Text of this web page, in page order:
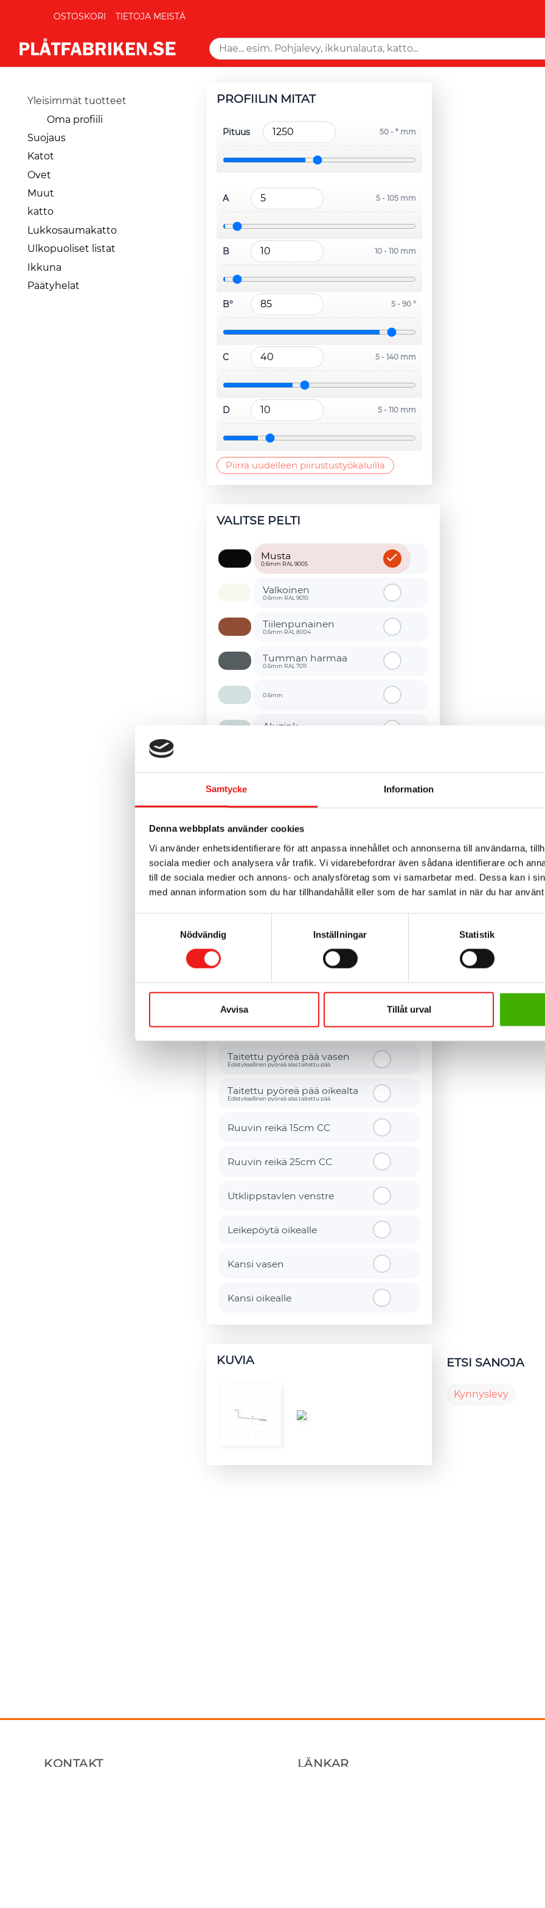
Samtycke Information
Denna webbplats använder cookies
Vi använder enhetsidentifierare för att anpassa innehållet och annonserna till användarna,
sociala medier och analysera vår trafik. Vi vidarebefordrar även sådana identifierare och
till de sociala medier och annons- och analysföretag som vi samarbetar med. Dessa kan i
med annan information som du har tillhandahållit eller som de har samlat in när du har
Nödvändig
Inställningar Statistik
Avvisa Tillåt urval
OSTOSKORI TIETOJA MEISTÄ
Yleisimmät tuotteet
Oma profiili
Suojaus
Katot
Ovet
Muut
katto
Lukkosaumakatto
Ulkopuoliset listat
Ikkuna
Päätyhelat
PROFIILIN MITAT
Pituus 50 - * mm
A 5 - 105 mm
B 10 - 110 mm
B° 5 - 90 °
C 5 - 140 mm
D 5 - 110 mm
Piirrä uudelleen piirustustyökaluilla
VALITSE PELTI
Musta
0.6mm RAL 9005
Valkoinen
0.6mm RAL 9010
Tiilenpunainen
0.6mm RAL 8004
Tumman harmaa
0.6mm RAL 7011
0.6mm
Aluzink
Valitse muu
metallilevy
MUKAUTUKSET
Paino normaali loppu oikea
Taita kipsin pää oikealle
Taitettu pyöreä pää vasen
Edistyksellinen pyöreä alas taitettu pää
Taitettu pyöreä pää oikealta
Edistyksellinen pyöreä alas taitettu pää
Ruuvin reikä 15cm CC
Ruuvin reikä 25cm CC
Utklippstavlen venstre
Leikepöytä oikealle
Kansi vasen
Kansi oikealle
KUVIA ETSI SANOJA
Kynnyslevy
KONTAKT LÄNKAR